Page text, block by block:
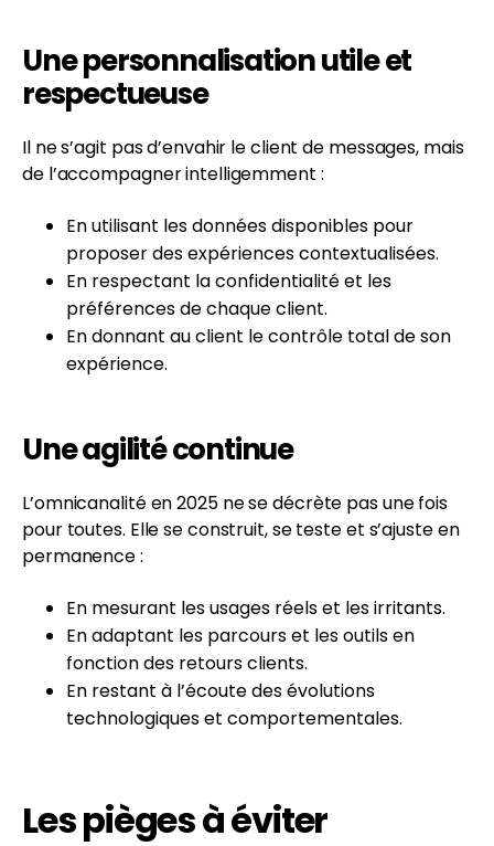
Une personnalisation utile et
respectueuse
Il ne s’agit pas d’envahir le client de messages, mais
de l’accompagner intelligemment :
En utilisant les données disponibles pour
proposer des expériences contextualisées.
En respectant la confidentialité et les
préférences de chaque client.
En donnant au client le contrôle total de son
expérience.
Une agilité continue
L’omnicanalité en 2025 ne se décrète pas une fois
pour toutes. Elle se construit, se teste et s’ajuste en
permanence :
En mesurant les usages réels et les irritants.
En adaptant les parcours et les outils en
fonction des retours clients.
En restant à l’écoute des évolutions
technologiques et comportementales.
Les pièges à éviter